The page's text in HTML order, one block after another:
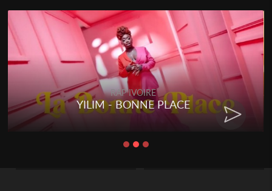
RAP IVOIRE
YILIM - BONNE PLACE